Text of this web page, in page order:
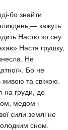
бо знайти
кажуть
Настю зо сну
Настя грушку,
Не
Бо не
живою та свіжою.
на груди, до
медом і
сили землі не
сном.